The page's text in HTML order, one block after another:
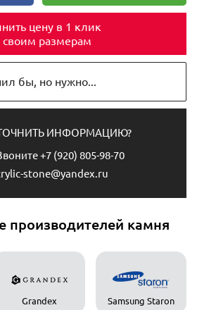
цену в 1 клик
своим размерам
бы, но нужно...
ИНФОРМАЦИЮ?
+7 (920) 805-98-70
stone@yandex.ru
производителей камня
Grandex Samsung Staron